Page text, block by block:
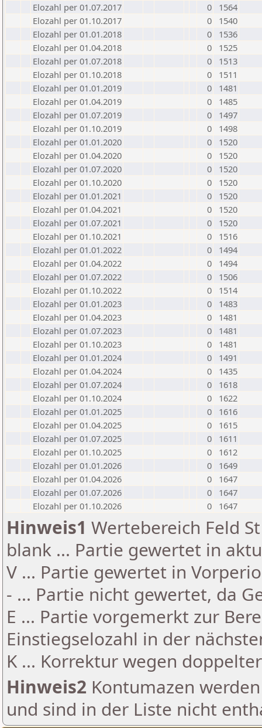
Elozahl per 01.07.2017
0
1564
Elozahl per 01.10.2017
0
1540
Elozahl per 01.01.2018
0
1536
Elozahl per 01.04.2018
0
1525
Elozahl per 01.07.2018
0
1513
Elozahl per 01.10.2018
0
1511
Elozahl per 01.01.2019
0
1481
Elozahl per 01.04.2019
0
1485
Elozahl per 01.07.2019
0
1497
Elozahl per 01.10.2019
0
1498
Elozahl per 01.01.2020
0
1520
Elozahl per 01.04.2020
0
1520
Elozahl per 01.07.2020
0
1520
Elozahl per 01.10.2020
0
1520
Elozahl per 01.01.2021
0
1520
Elozahl per 01.04.2021
0
1520
Elozahl per 01.07.2021
0
1520
Elozahl per 01.10.2021
0
1516
Elozahl per 01.01.2022
0
1494
Elozahl per 01.04.2022
0
1494
Elozahl per 01.07.2022
0
1506
Elozahl per 01.10.2022
0
1514
Elozahl per 01.01.2023
0
1483
Elozahl per 01.04.2023
0
1481
Elozahl per 01.07.2023
0
1481
Elozahl per 01.10.2023
0
1481
Elozahl per 01.01.2024
0
1491
Elozahl per 01.04.2024
0
1435
Elozahl per 01.07.2024
0
1618
Elozahl per 01.10.2024
0
1622
Elozahl per 01.01.2025
0
1616
Elozahl per 01.04.2025
0
1615
Elozahl per 01.07.2025
0
1611
Elozahl per 01.10.2025
0
1612
Elozahl per 01.01.2026
0
1649
Elozahl per 01.04.2026
0
1647
Elozahl per 01.07.2026
0
1647
Elozahl per 01.10.2026
0 1647
Hinweis1 Wertebereich Feld
blank ... Partie gewertet in
V ... Partie gewertet in
- ... Partie nicht gewertet, da
E ... Partie vorgemerkt zur
Einstiegselozahl in der
K ... Korrektur wegen
Hinweis2 Kontumazen
und sind in der Liste nicht